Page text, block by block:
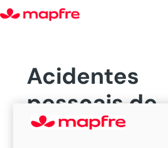
Acidentes
pessoais de
passageiros